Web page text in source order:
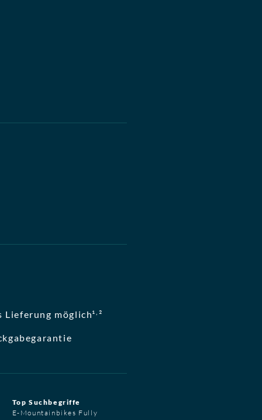
möglich¹, ²
Top Suchbegriffe
E-Mountainbikes Fully